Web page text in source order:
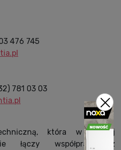
476 745
781 03 03
która w swojej
łączy współpracę z